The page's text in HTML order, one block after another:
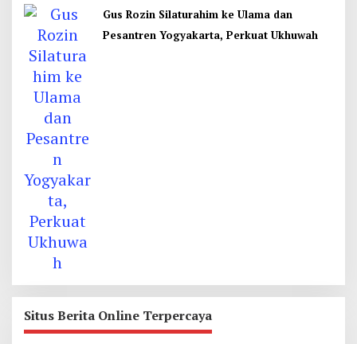
Gus Rozin Silaturahim ke Ulama dan
Pesantren Yogyakarta, Perkuat Ukhuwah
Situs Berita Online Terpercaya